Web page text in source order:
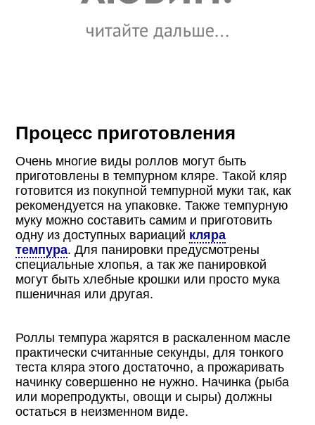
Процесс приготовления
Очень многие виды роллов могут быть
приготовлены в темпурном кляре. Такой кляр
готовится из покупной темпурной муки так, как
рекомендуется на упаковке. Также темпурную
муку можно составить самим и приготовить
одну из доступных вариаций кляра
темпура. Для панировки предусмотрены
специальные хлопья, а так же панировкой
могут быть хлебные крошки или просто мука
пшеничная или другая.
Роллы темпура жарятся в раскаленном масле
практически считанные секунды, для тонкого
теста кляра этого достаточно, а прожаривать
начинку совершенно не нужно. Начинка (рыба
или морепродукты, овощи и сыры) должны
остаться в неизменном виде.